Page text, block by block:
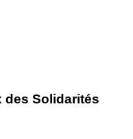
des Solidarités